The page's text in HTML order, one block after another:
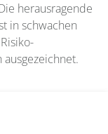
herausragende
in schwachen